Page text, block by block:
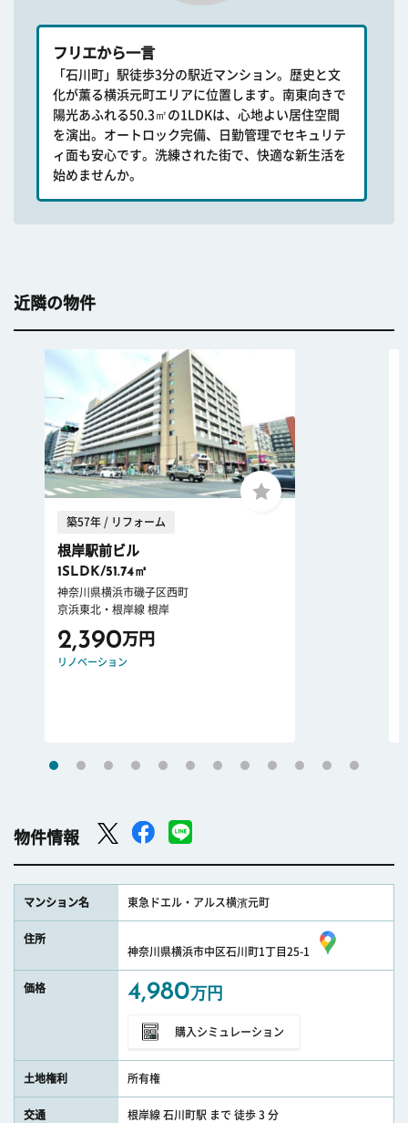
フリエから一言
「石川町」駅徒歩3分の駅近マンション。歴史と文
化が薫る横浜元町エリアに位置します。南東向きで
陽光あふれる50.3㎡の1LDKは、心地よい居住空間
を演出。オートロック完備、日勤管理でセキュリテ
ィ面も安心です。洗練された街で、快適な新生活を
始めませんか。
近隣の物件
築57年 / リフォーム
根岸駅前ビル
1SLDK/51.74㎡
神奈川県横浜市磯子区西町
京浜東北・根岸線 根岸
2,390万円
リノベーション
物件情報
マンション名 東急ドエル・アルス横濱元町
住所
神奈川県横浜市中区石川町1丁目25-1
価格 4,980万円
購入シミュレーション
土地権利 所有権
交通 根岸線 石川町駅 まで 徒歩 3 分